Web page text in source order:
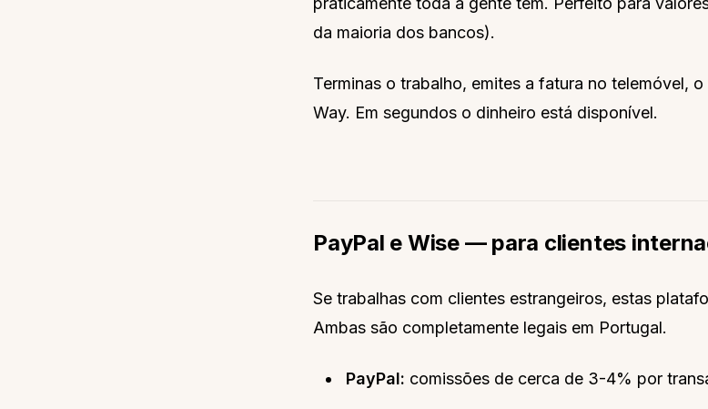
da maioria dos bancos).
Terminas o trabalho, emites a fatura no telemóvel,
Way. Em segundos o dinheiro está disponível.
PayPal e Wise — para clientes
Se trabalhas com clientes estrangeiros, estas
Ambas são completamente legais em Portugal.
PayPal: comissões de cerca de 3-4% por